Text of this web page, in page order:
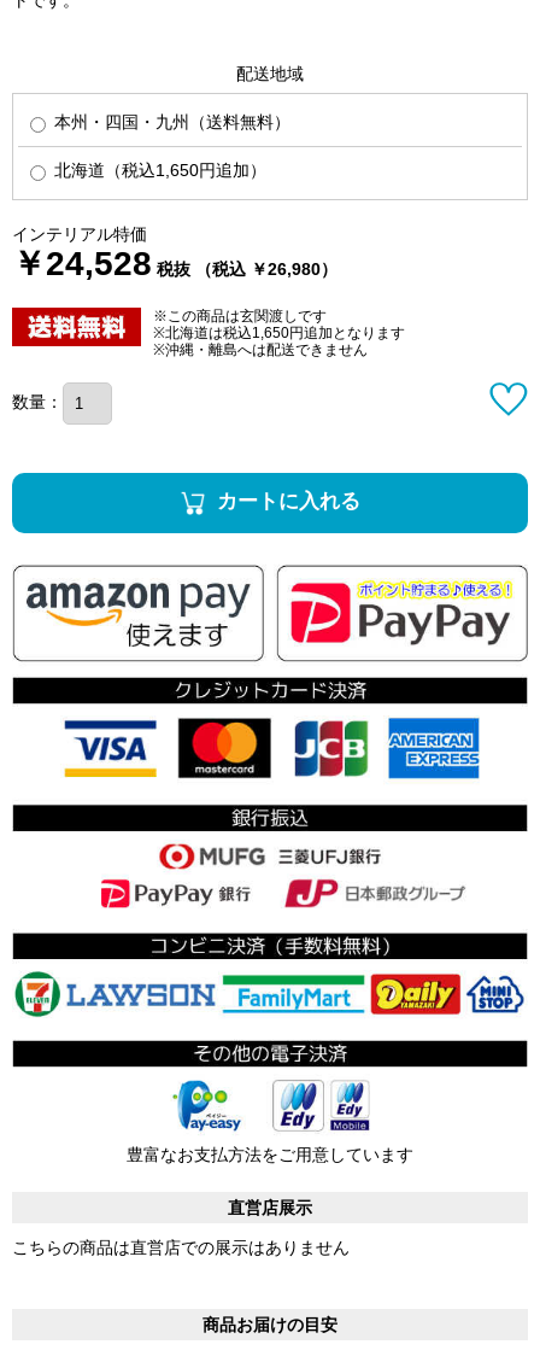
配送地域
本州・四国・九州（送料無料）
北海道（税込1,650円追加）
インテリアル特価
￥24,528 税抜 （税込 ￥26,980）
※この商品は玄関渡しです
※北海道は税込1,650円追加となります
※沖縄・離島へは配送できません
数量：
カートに入れる
豊富なお支払方法をご用意しています
直営店展示
こちらの商品は直営店での展示はありません
商品お届けの目安